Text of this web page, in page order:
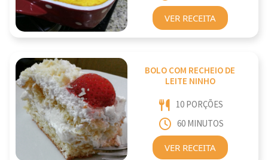
VER RECEITA
BOLO COM RECHEIO DE
LEITE NINHO
10 PORÇÕES
60 MINUTOS
VER RECEITA